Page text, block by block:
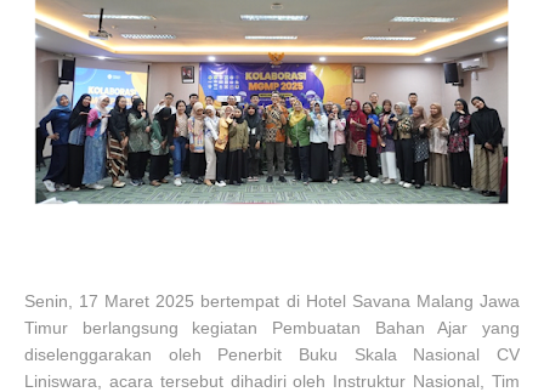
Senin, 17 Maret 2025 bertempat di Hotel Savana Malang Jawa
Timur berlangsung kegiatan Pembuatan Bahan Ajar yang
diselenggarakan oleh Penerbit Buku Skala Nasional CV
Liniswara, acara tersebut dihadiri oleh Instruktur Nasional, Tim